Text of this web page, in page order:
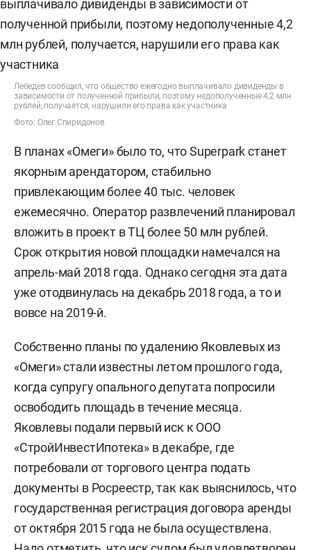
Лебедев сообщил, что общество ежегодно выплачивало дивиденды в
зависимости от полученной прибыли, поэтому недополученные 4,2 млн
рублей, получается, нарушили его права как участника
Фото: Олег Спиридонов
В планах «Омеги» было то, что Superpark станет
якорным арендатором, стабильно
привлекающим более 40 тыс. человек
ежемесячно. Оператор развлечений планировал
вложить в проект в ТЦ более 50 млн рублей.
Срок открытия новой площадки намечался на
апрель-май 2018 года. Однако сегодня эта дата
уже отодвинулась на декабрь 2018 года, а то и
вовсе на 2019-й.
Собственно планы по удалению Яковлевых из
«Омеги» стали известны летом прошлого года,
когда супругу опального депутата попросили
освободить площадь в течение месяца.
Яковлевы подали первый иск к ООО
«СтройИнвестИпотека» в декабре, где
потребовали от торгового центра подать
документы в Росреестр, так как выяснилось, что
государственная регистрация договора аренды
от октября 2015 года не была осуществлена.